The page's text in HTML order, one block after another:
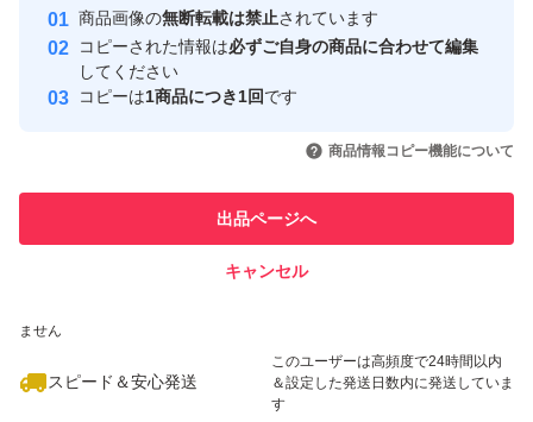
安心取引出品者
心・安全なユーザーです
取引実績
引を完了させた実績があります
での取引実績があります
ません
スピード＆安心発送
このユーザーは高頻度で24時間以内
＆設定した発送日数内に発送していま
す
商品画像の無断転載は禁止されています
コピーされた情報は必ずご自身の商品に合わせて編集
してください
コピーは1商品につき1回です
商品情報コピー機能について
出品ページへ
キャンセル